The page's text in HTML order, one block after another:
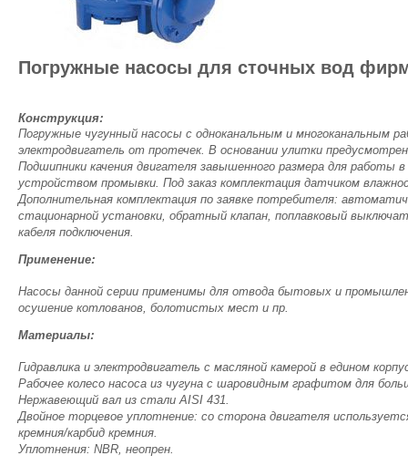
Погружные насосы для сточных вод
Конструкция:
Погружные чугунный насосы с одноканальным и многоканальным
электродвигатель от протечек. В основании улитки
Подшипники качения двигателя завышенного размера для
устройством промывки. Под заказ комплектация датчиком
Дополнительная комплектация по заявке потребителя:
стационарной установки, обратный клапан, поплавковый
кабеля подключения.
Применение:
Насосы данной серии применимы для отвода бытовых и
осушение котлованов, болотистых мест и пр.
Материалы:
Гидравлика и электродвигатель с масляной камерой в едином
Рабочее колесо насоса из чугуна с шаровидным графитом для
Нержавеющий вал из стали AISI 431.
Двойное торцевое уплотнение: со сторона двигателя
кремния/карбид кремния.
Уплотнения: NBR, неопрен.